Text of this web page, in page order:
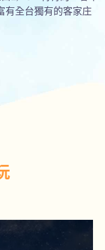
有全台獨有的客家庄